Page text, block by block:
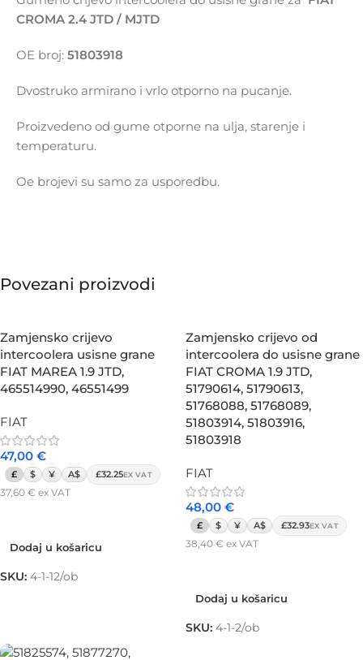
CROMA 2.4 JTD / MJTD
OE broj: 51803918
Dvostruko armirano i vrlo otporno na pucanje.
Proizvedeno od gume otporne na ulja, starenje i
temperaturu.
Oe brojevi su samo za usporedbu.
Povezani proizvodi
Zamjensko crijevo
intercoolera usisne grane
FIAT MAREA 1.9 JTD,
465514990, 46551499
FIAT
47,00 €
£ $ ¥ A$ £32.25EX VAT
37,60 € ex VAT
Dodaj u košaricu
SKU: 4-1-12/ob
Zamjensko crijevo od
intercoolera do usisne grane
FIAT CROMA 1.9 JTD,
51790614, 51790613,
51768088, 51768089,
51803914, 51803916,
51803918
FIAT
48,00 €
£ $ ¥ A$ £32.93EX VAT
38,40 € ex VAT
Dodaj u košaricu
SKU: 4-1-2/ob